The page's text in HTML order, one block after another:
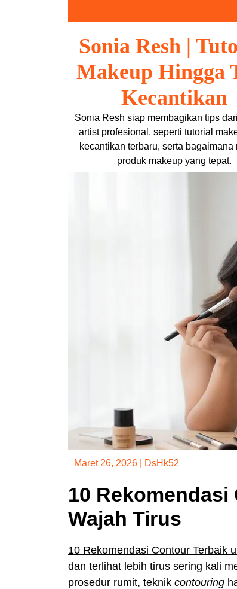
Sonia Resh |
Makeup Hingga
Kecantikan
Sonia Resh siap membagikan tips
artist profesional, seperti tutorial
kecantikan terbaru, serta bagaimana
produk makeup yang tepat.
Maret 26, 2026 DsHk52
10
Wajah Tirus
10 Rekomendasi Contour Terbaik
dan terlihat lebih tirus sering kali
prosedur rumit, teknik contouring